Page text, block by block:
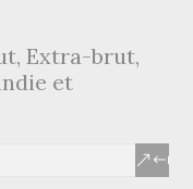
Extra-brut,
et